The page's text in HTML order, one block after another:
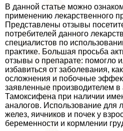
В данной статье можно
применению лекарственного
Представлены отзывы
потребителей данного
специалистов по
пpaктике. Большая просьба
отзывы о препарате: помогло
избавиться от заболевания,
осложнения и побочные
заявленные производителем в
Тамоксифена при наличии
аналогов. Использование для
желез, яичников и почек у
беременности и кормлении